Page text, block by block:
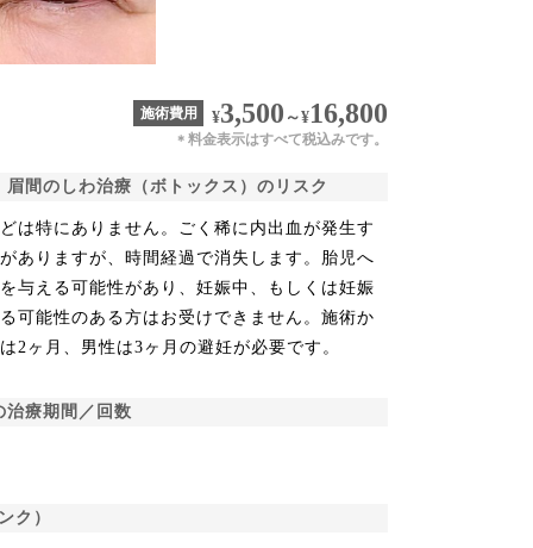
施術費用 ¥3,500 ～¥16,800
＊ 料金表示はすべて税込みです。
眉間のしわ治療（ボトックス）のリスク
は特にありません。ごく稀に内出血が発生す
ありますが、時間経過で消失します。胎児へ
与える可能性があり、妊娠中、もしくは妊娠
可能性のある方はお受けできません。施術か
2ヶ月、男性は3ヶ月の避妊が必要です。
治療期間／回数
ク）